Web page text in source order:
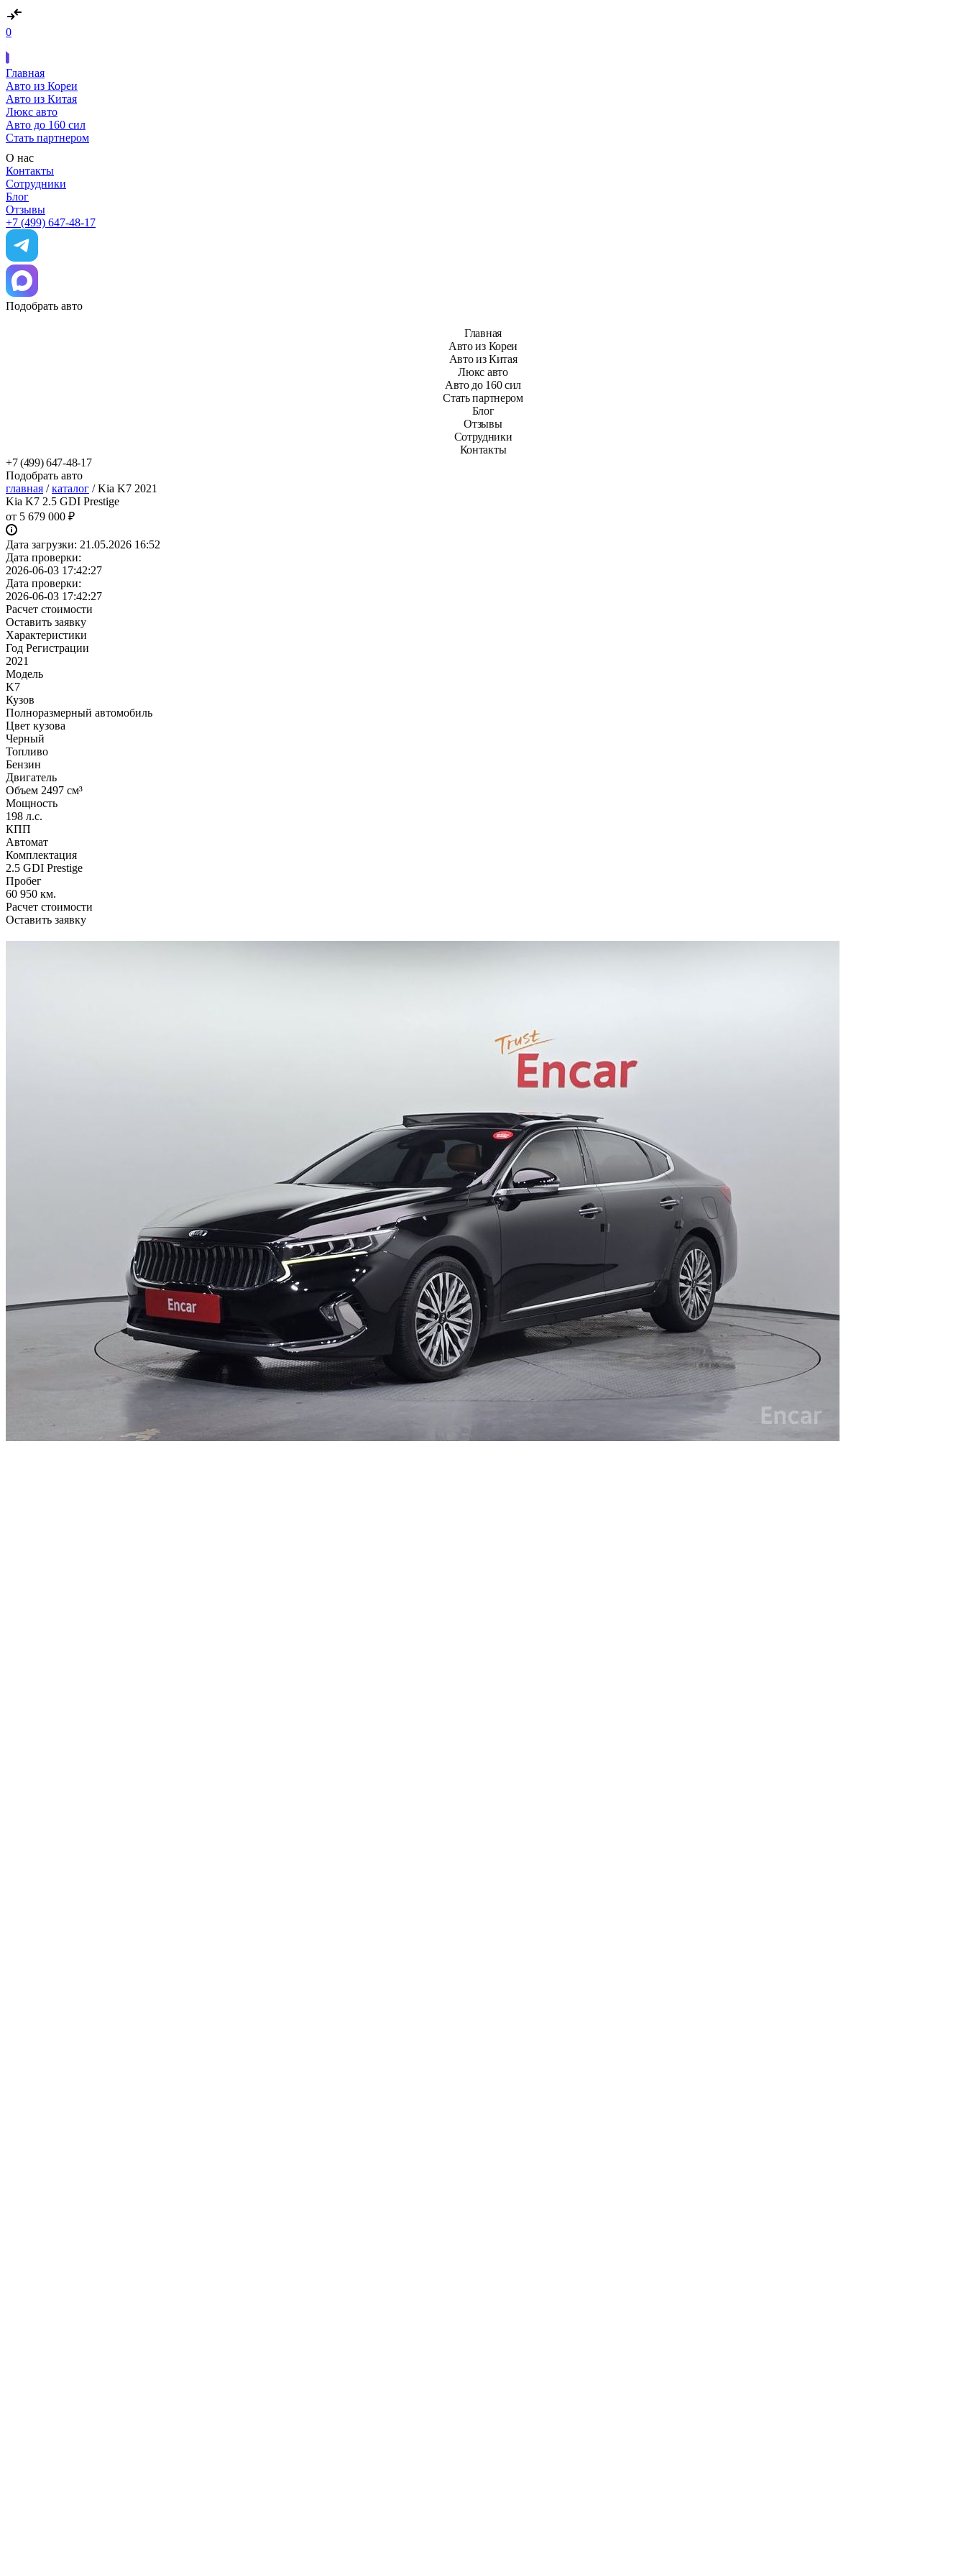
0
Главная
Авто из Кореи
Авто из Китая
Люкс авто
Авто до 160 сил
Стать партнером
О нас
Контакты
Сотрудники
Блог
Отзывы
+7 (499) 647-48-17
Подобрать авто
Главная
Авто из Кореи
Авто из Китая
Люкс авто
Авто до 160 сил
Стать партнером
Блог
Отзывы
Сотрудники
Контакты
+7 (499) 647-48-17
Подобрать авто
главная / каталог / Kia K7 2021
Kia K7 2.5 GDI Prestige
от 5 679 000 ₽
Дата загрузки: 21.05.2026 16:52
Дата проверки:
2026-06-03 17:42:27
Дата проверки:
2026-06-03 17:42:27
Расчет стоимости
Оставить заявку
Характеристики
Год Регистрации
2021
Модель
K7
Кузов
Полноразмерный автомобиль
Цвет кузова
Черный
Топливо
Бензин
Двигатель
Объем 2497 см³
Мощность
198 л.с.
КПП
Автомат
Комплектация
2.5 GDI Prestige
Пробег
60 950 км.
Расчет стоимости
Оставить заявку